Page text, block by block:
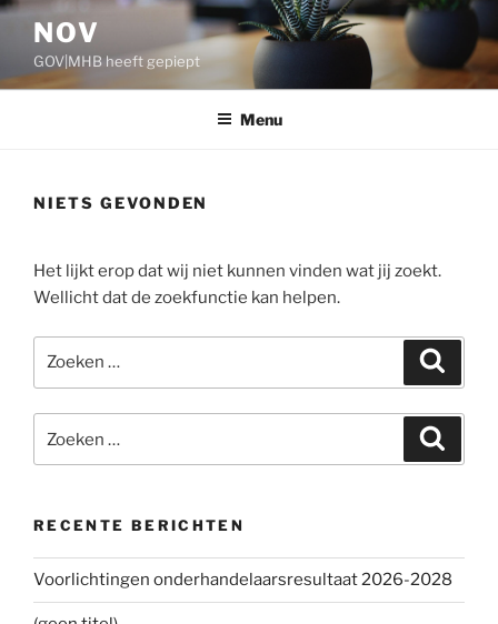
Ga
inhoud
NOV
GOV|MHB heeft gepiept
Menu
NIETS GEVONDEN
Het lijkt erop dat wij niet kunnen vinden wat jij zoekt.
Wellicht dat de zoekfunctie kan helpen.
naar:
RECENTE BERICHTEN
Voorlichtingen onderhandelaarsresultaat 2026-2028